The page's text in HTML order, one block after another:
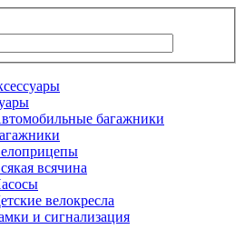
багажники
всячина
велокресла
и сигнализация